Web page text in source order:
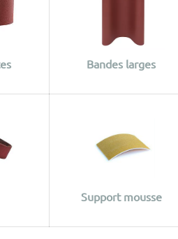
Bandes larges
Support mousse